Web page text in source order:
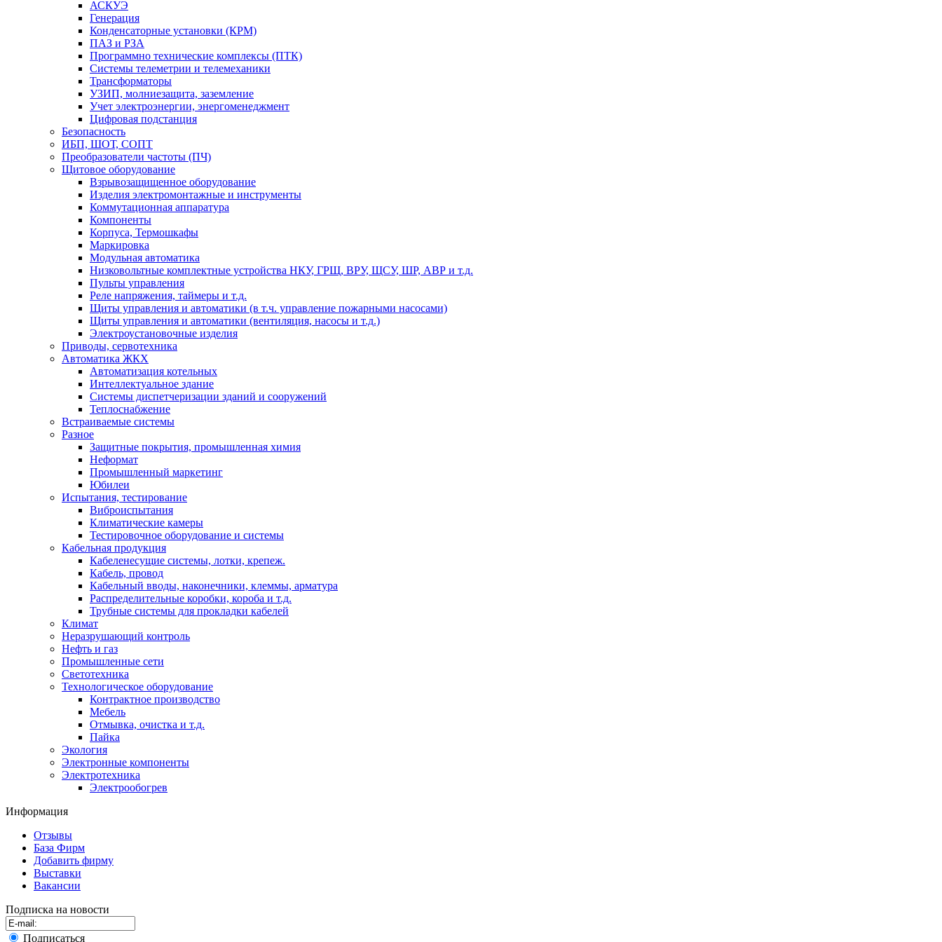
АСКУЭ
Генерация
Конденсаторные установки (КРМ)
ПАЗ и РЗА
Программно технические комплексы (ПТК)
Системы телеметрии и телемеханики
Трансформаторы
УЗИП, молниезащита, заземление
Учет электроэнергии, энергоменеджмент
Цифровая подстанция
Безопасность
ИБП, ШОТ, СОПТ
Преобразователи частоты (ПЧ)
Щитовое оборудование
Взрывозащищенное оборудование
Изделия электромонтажные и инструменты
Коммутационная аппаратура
Компоненты
Корпуса, Термошкафы
Маркировка
Модульная автоматика
Низковольтные комплектные устройства НКУ, ГРЩ, ВРУ, ЩСУ, ШР, АВР и т.д.
Пульты управления
Реле напряжения, таймеры и т.д.
Щиты управления и автоматики (в т.ч. управление пожарными насосами)
Щиты управления и автоматики (вентиляция, насосы и т.д.)
Электроустановочные изделия
Приводы, сервотехника
Автоматика ЖКХ
Автоматизация котельных
Интеллектуальное здание
Системы диспетчеризации зданий и сооружений
Теплоснабжение
Встраиваемые системы
Разное
Защитные покрытия, промышленная химия
Неформат
Промышленный маркетинг
Юбилеи
Испытания, тестирование
Виброиспытания
Климатические камеры
Тестировочное оборудование и системы
Кабельная продукция
Кабеленесущие системы, лотки, крепеж.
Кабель, провод
Кабельный вводы, наконечники, клеммы, арматура
Распределительные коробки, короба и т.д.
Трубные системы для прокладки кабелей
Климат
Неразрушающий контроль
Нефть и газ
Промышленные сети
Светотехника
Технологическое оборудование
Контрактное производство
Мебель
Отмывка, очистка и т.д.
Пайка
Экология
Электронные компоненты
Электротехника
Электрообогрев
Информация
Отзывы
База Фирм
Добавить фирму
Выставки
Вакансии
Подписка на новости
Подписаться